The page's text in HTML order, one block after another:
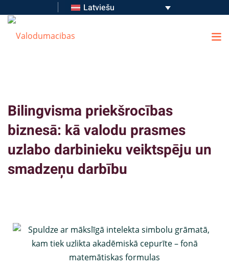
Latviešu
Bilingvisma priekšrocības
biznesā: kā valodu prasmes
uzlabo darbinieku veiktspēju un
smadzeņu darbību